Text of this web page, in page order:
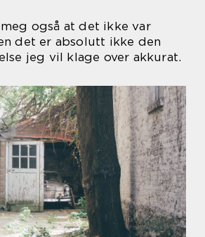
også at det ikke var
det er absolutt ikke den
jeg vil klage over akkurat.